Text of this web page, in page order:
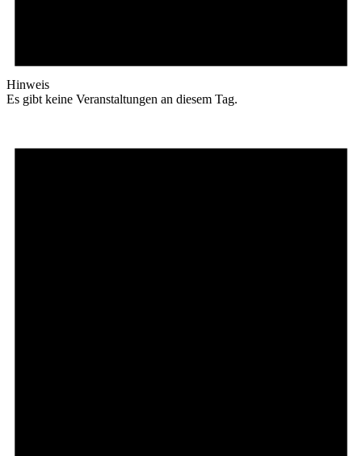
Hinweis
Es gibt keine Veranstaltungen an diesem Tag.